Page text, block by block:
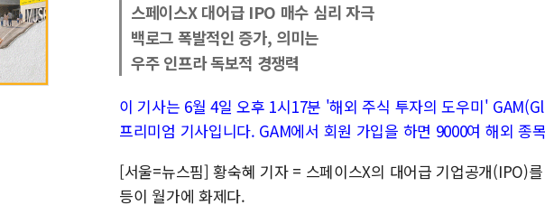
스페이스X 대어급 IPO 매수 심리 자극
백로그 폭발적인 증가, 의미는
우주 인프라 독보적 경쟁력
이 기사는 6월 4일 오후 1시17분 '해외 주식 투자의 도우미'
프리미엄 기사입니다. GAM에서 회원 가입을 하면 9000여 해외 종
[서울=뉴스핌] 황숙혜 기자 = 스페이스X의 대어급 기업공개(IPO)
등이 월가에 화제다.